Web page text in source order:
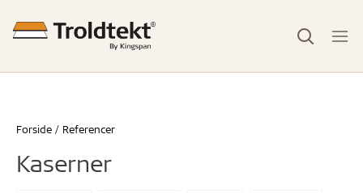
Forside Referencer
Kaserner